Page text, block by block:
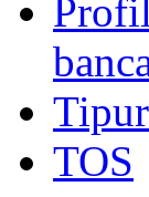
TOS